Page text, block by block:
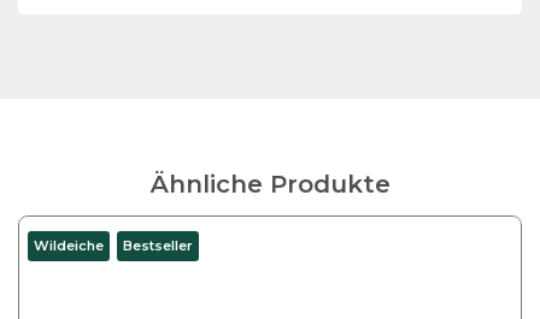
Ähnliche Produkte
Wildeiche Bestseller